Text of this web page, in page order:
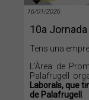
16/01/2026
10a
Tens una
L’Àrea de
Palafrugell
Laborals, que
de Palafrugell